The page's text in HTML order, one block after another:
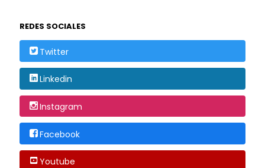
REDES SOCIALES
Twitter
Linkedin
Instagram
Facebook
Youtube